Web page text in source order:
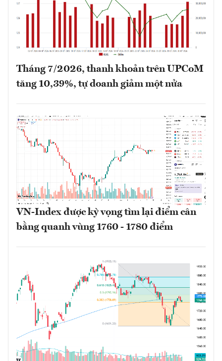
Tháng 7/2026, thanh khoản trên UPCoM
tăng 10,39%, tự doanh giảm một nửa
VN-Index được kỳ vọng tìm lại điểm cân
bằng quanh vùng 1760 - 1780 điểm